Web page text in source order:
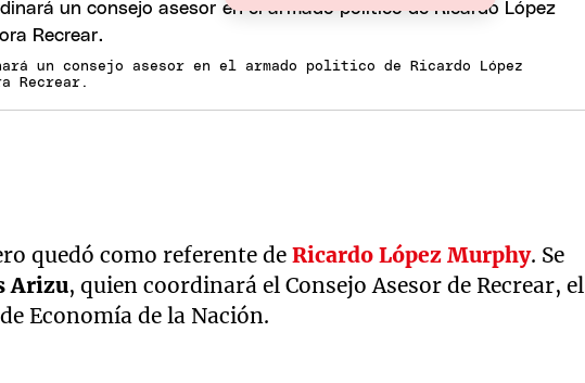
un consejo asesor en el armado politico de Ricardo López
Recrear.
quedó como referente deRicardo López Murphy. Se
Arizu, quien coordinará el Consejo Asesor de Recrear, el
Economía de la Nación.